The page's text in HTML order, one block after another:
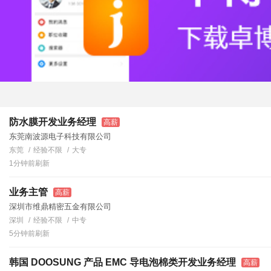
防水膜开发业务经理 高薪
东莞南波源电子科技有限公司
东莞 经验不限
大专
1分钟前刷新
业务主管 高薪
深圳市维鼎精密五金有限公司
深圳 经验不限
中专
5分钟前刷新
韩国 DOOSUNG 产品 EMC 导电泡棉类开发业务经理 高薪